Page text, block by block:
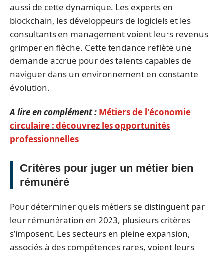
aussi de cette dynamique. Les experts en
blockchain, les développeurs de logiciels et les
consultants en management voient leurs revenus
grimper en flèche. Cette tendance reflète une
demande accrue pour des talents capables de
naviguer dans un environnement en constante
évolution.
A lire en complément : Métiers de l'économie
circulaire : découvrez les opportunités
professionnelles
Critères pour juger un métier bien
rémunéré
Pour déterminer quels métiers se distinguent par
leur rémunération en 2023, plusieurs critères
s’imposent. Les secteurs en pleine expansion,
associés à des compétences rares, voient leurs